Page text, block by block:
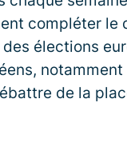
compléter le
élections
de la